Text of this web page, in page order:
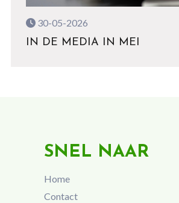
30-05-2026
IN DE MEDIA IN MEI
SNEL NAAR
Home
Contact